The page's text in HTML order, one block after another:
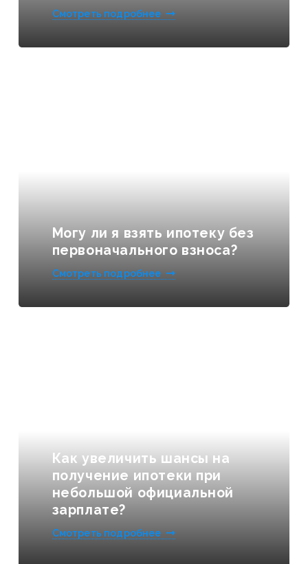
Смотреть подробнее
Могу ли я взять ипотеку без
первоначального взноса?
Смотреть подробнее
Как увеличить шансы на
получение ипотеки при
небольшой официальной
зарплате?
Смотреть подробнее